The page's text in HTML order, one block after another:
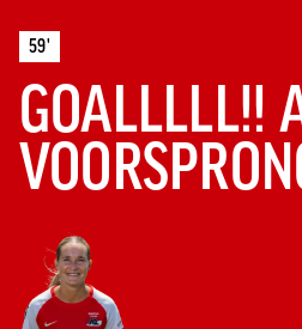
59'
GOALLLLL!!